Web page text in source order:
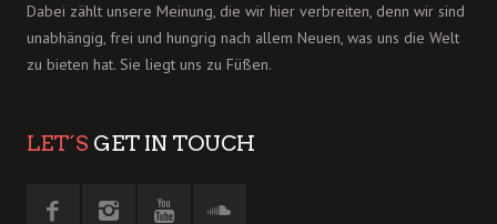
Dabei zählt unsere Meinung, die wir hier verbreiten, denn wir sind
unabhängig, frei und hungrig nach allem Neuen, was uns die Welt
zu bieten hat. Sie liegt uns zu Füßen.
LET´S GET IN TOUCH